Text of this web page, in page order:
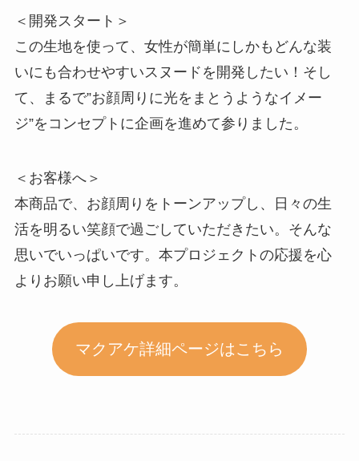
＜開発スタート＞
この生地を使って、女性が簡単にしかもどんな装
いにも合わせやすいスヌードを開発したい！そし
て、まるで”お顔周りに光をまとうようなイメー
ジ”をコンセプトに企画を進めて参りました。
＜お客様へ＞
本商品で、お顔周りをトーンアップし、日々の生
活を明るい笑顔で過ごしていただきたい。そんな
思いでいっぱいです。本プロジェクトの応援を心
よりお願い申し上げます。
マクアケ詳細ページはこちら